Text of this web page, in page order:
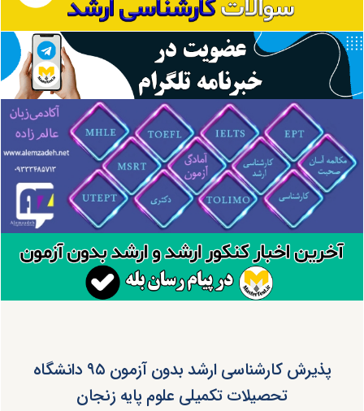
پذیرش کارشناسی ارشد بدون آزمون ۹۵ دانشگاه
تحصیلات تکمیلی علوم پایه زنجان